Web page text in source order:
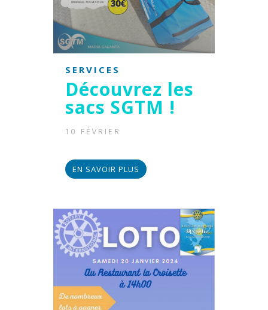
SERVICES
Découvrez les
sacs SGTM !
10 FÉVRIER
EN SAVOIR PLUS